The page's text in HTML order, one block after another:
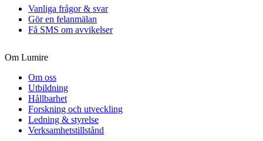
Vanliga frågor & svar
Gör en felanmälan
Få SMS om avvikelser
Om Lumire
Om oss
Utbildning
Hållbarhet
Forskning och utveckling
Ledning & styrelse
Verksamhetstillstånd